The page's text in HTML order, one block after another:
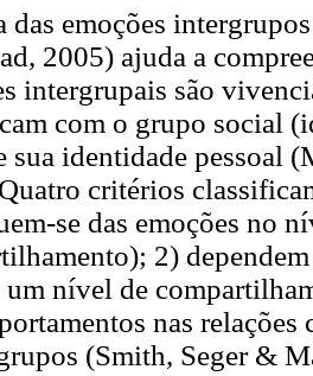
das emoções
2005) ajuda a
intergrupais são
com o grupo social
sua identidade pessoal
critérios
se das emoções no
2)
um nível de
nas
(Smith, Seger &